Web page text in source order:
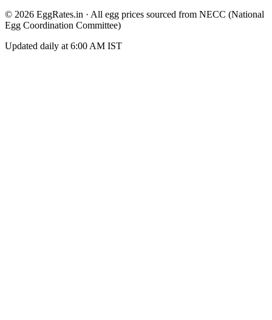
© 2026 EggRates.in · All egg prices sourced from NECC (National
Egg Coordination Committee)
Updated daily at 6:00 AM IST